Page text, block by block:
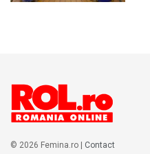
© 2026 Femina.ro | Contact